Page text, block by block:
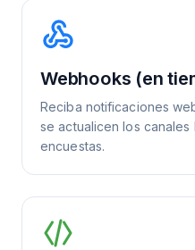
Webhooks (en
Reciba notificaciones
se actualicen los canales
encuestas.